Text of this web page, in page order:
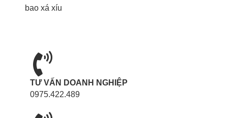
bao xá xíu
TƯ VẤN DOANH NGHIỆP
0975.422.489